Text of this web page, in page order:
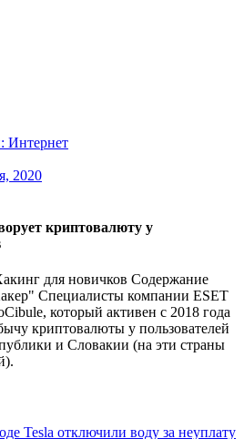
Интернет
2020
криптовалюту у
для новичков Содержание
Специалисты компании ESET
который активен с 2018 года
криптовалюты у пользователей
и Словакии (на эти страны